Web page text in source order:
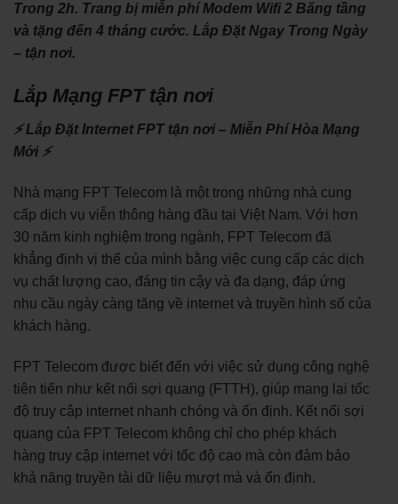
Trong 2h. Trang bị miễn phí Modem Wifi 2 Băng tầng
và tặng đến 4 tháng cước. Lắp Đặt Ngay Trong Ngày
– tận nơi.
Lắp Mạng FPT tận nơi
⚡ Lắp Đặt Internet FPT tận nơi – Miễn Phí Hòa Mạng
Mới ⚡
Nhà mạng FPT Telecom là một trong những nhà cung
cấp dịch vụ viễn thông hàng đầu tại Việt Nam. Với hơn
30 năm kinh nghiệm trong ngành, FPT Telecom đã
khẳng định vị thế của mình bằng việc cung cấp các dịch
vụ chất lượng cao, đáng tin cậy và đa dạng, đáp ứng
nhu cầu ngày càng tăng về internet và truyền hình số của
khách hàng.
FPT Telecom được biết đến với việc sử dụng công nghệ
tiên tiến như kết nối sợi quang (FTTH), giúp mang lại tốc
độ truy cập internet nhanh chóng và ổn định. Kết nối sợi
quang của FPT Telecom không chỉ cho phép khách
hàng truy cập internet với tốc độ cao mà còn đảm bảo
khả năng truyền tải dữ liệu mượt mà và ổn định.